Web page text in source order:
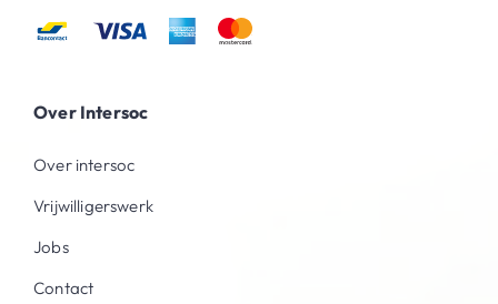
Over Intersoc
Over intersoc
Vrijwilligerswerk
Jobs
Contact